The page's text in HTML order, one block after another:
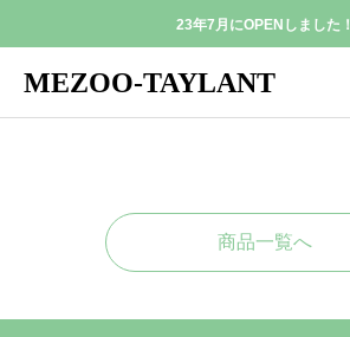
23年7月にOPENしました！
MEZOO-TAYLANT
商品一覧へ